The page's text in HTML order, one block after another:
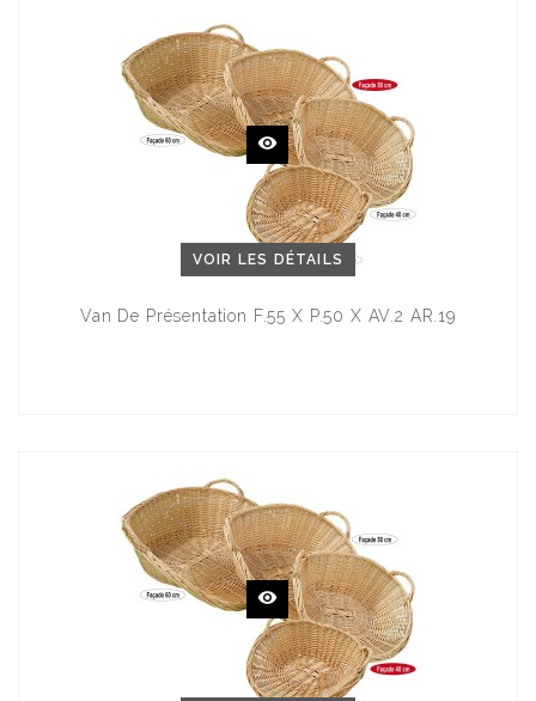
VOIR LES DÉTAILS
Van De Présentation F.55 X P.50 X AV.2 AR.19